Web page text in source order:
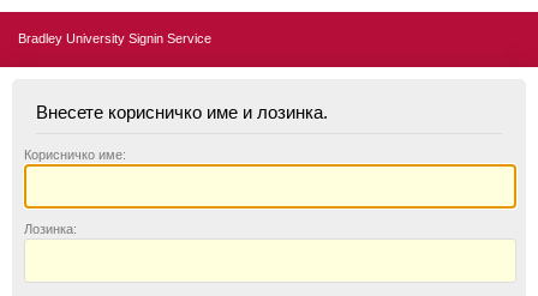
Bradley University Signin Service
Внесете корисничко име и лозинка.
Корисничко име:
Лозинка: